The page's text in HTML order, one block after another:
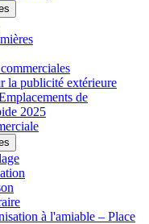
la publicité extérieure
de
2025
à l'amiable – Place